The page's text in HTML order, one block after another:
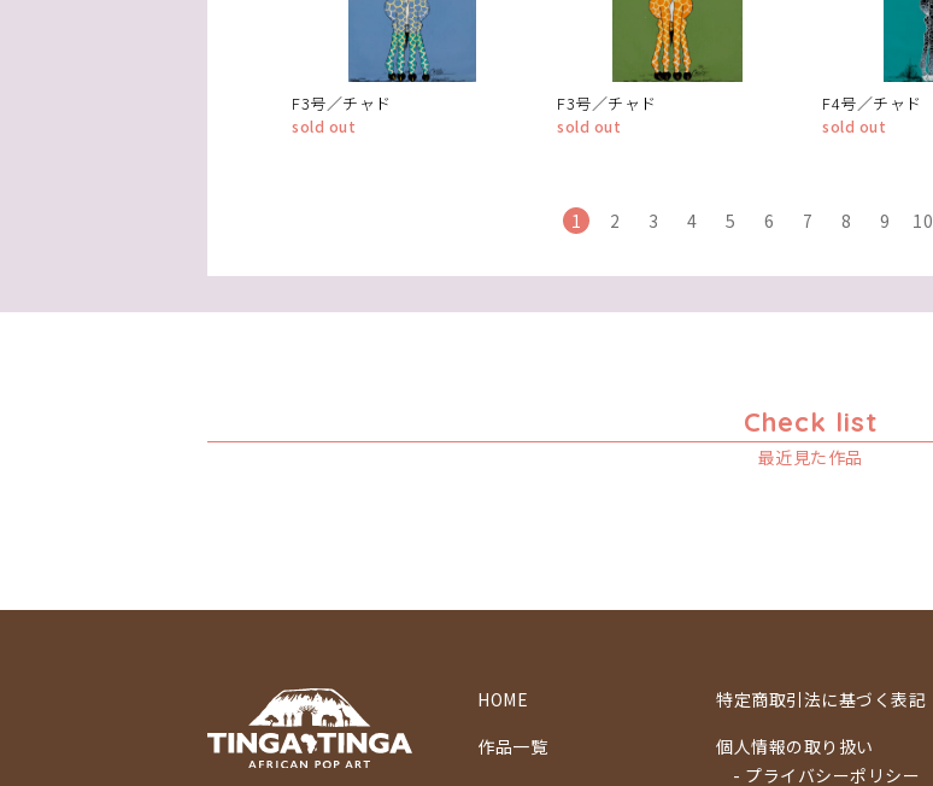
F3号／チャド
sold out
F3号／チャド
sold out
F4号／チャド
sold out
1 2 3 4 5 6 7 8 9 10
Check list
最近見た作品
HOME
作品一覧
特定商取引法に基づく表記
個人情報の取り扱い
- プライバシーポリシー